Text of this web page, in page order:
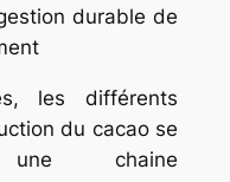
durable de
les différents
du cacao se
chaine